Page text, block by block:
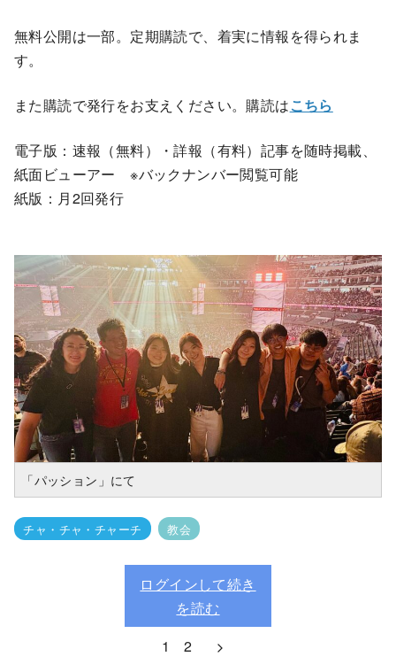
無料公開は一部。定期購読で、着実に情報を得られま
す。
また購読で発行をお支えください。購読はこちら
電子版：速報（無料）・詳報（有料）記事を随時掲載、
紙面ビューアー ※バックナンバー閲覧可能
紙版：月2回発行
「パッション」にて
チャ・チャ・チャーチ 教会
ログインして続き
を読む
1
2